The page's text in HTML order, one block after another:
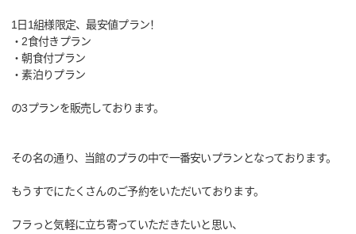
1日1組様限定、最安値プラン！
・2食付きプラン
・朝食付プラン
・素泊りプラン
の3プランを販売しております。
その名の通り、当館のプラの中で一番安いプランとなっております。
もうすでにたくさんのご予約をいただいております。
フラっと気軽に立ち寄っていただきたいと思い、